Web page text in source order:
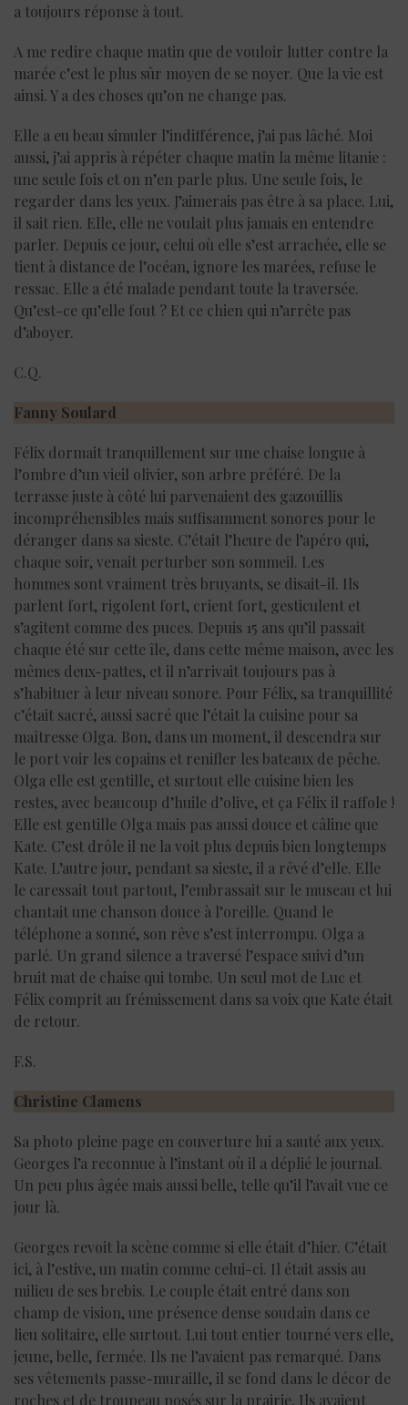
a toujours réponse à tout.
A me redire chaque matin que de vouloir lutter contre la
marée c’est le plus sûr moyen de se noyer. Que la vie est
ainsi. Y a des choses qu’on ne change pas.
Elle a eu beau simuler l’indifférence, j’ai pas lâché. Moi
aussi, j’ai appris à répéter chaque matin la même litanie :
une seule fois et on n’en parle plus. Une seule fois, le
regarder dans les yeux. J’aimerais pas être à sa place. Lui,
il sait rien. Elle, elle ne voulait plus jamais en entendre
parler. Depuis ce jour, celui où elle s’est arrachée, elle se
tient à distance de l’océan, ignore les marées, refuse le
ressac. Elle a été malade pendant toute la traversée.
Qu’est-ce qu’elle fout ? Et ce chien qui n’arrête pas
d’aboyer.
C.Q.
Fanny Soulard
Félix dormait tranquillement sur une chaise longue à
l’ombre d’un vieil olivier, son arbre préféré. De la
terrasse juste à côté lui parvenaient des gazouillis
incompréhensibles mais suffisamment sonores pour le
déranger dans sa sieste. C’était l’heure de l’apéro qui,
chaque soir, venait perturber son sommeil. Les
hommes sont vraiment très bruyants, se disait-il. Ils
parlent fort, rigolent fort, crient fort, gesticulent et
s’agitent comme des puces. Depuis 15 ans qu’il passait
chaque été sur cette île, dans cette même maison, avec les
mêmes deux-pattes, et il n’arrivait toujours pas à
s’habituer à leur niveau sonore. Pour Félix, sa tranquillité
c’était sacré, aussi sacré que l’était la cuisine pour sa
maîtresse Olga. Bon, dans un moment, il descendra sur
le port voir les copains et renifler les bateaux de pêche.
Olga elle est gentille, et surtout elle cuisine bien les
restes, avec beaucoup d’huile d’olive, et ça Félix il raffole !
Elle est gentille Olga mais pas aussi douce et câline que
Kate. C’est drôle il ne la voit plus depuis bien longtemps
Kate. L’autre jour, pendant sa sieste, il a rêvé d’elle. Elle
le caressait tout partout, l’embrassait sur le museau et lui
chantait une chanson douce à l’oreille. Quand le
téléphone a sonné, son rêve s’est interrompu. Olga a
parlé. Un grand silence a traversé l’espace suivi d’un
bruit mat de chaise qui tombe. Un seul mot de Luc et
Félix comprit au frémissement dans sa voix que Kate était
de retour.
F.S.
Christine Clamens
Sa photo pleine page en couverture lui a sauté aux yeux.
Georges l’a reconnue à l’instant où il a déplié le journal.
Un peu plus âgée mais aussi belle, telle qu’il l’avait vue ce
jour là.
Georges revoit la scène comme si elle était d’hier. C’était
ici, à l’estive, un matin comme celui-ci. Il était assis au
milieu de ses brebis. Le couple était entré dans son
champ de vision, une présence dense soudain dans ce
lieu solitaire, elle surtout. Lui tout entier tourné vers elle,
jeune, belle, fermée. Ils ne l’avaient pas remarqué. Dans
ses vêtements passe-muraille, il se fond dans le décor de
roches et de troupeau posés sur la prairie. Ils avaient